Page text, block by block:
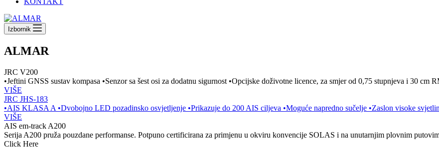
Izbornik
ALMAR
JRC V200
•Jeftini GNSS sustav kompasa •Senzor sa šest osi za dodatnu sigurnost •Opcijske doživotne licence, za smjer od 0,75 stupnjeva i 30
VIŠE
JRC JHS-183
•AIS KLASA A •Dvobojno LED pozadinsko osvjetljenje •Prikazuje do 200 AIS ciljeva •Moguće napredno sučelje •Zaslon visoke
VIŠE
AIS em-track A200
Serija A200 pruža pouzdane performanse. Potpuno certificirana za primjenu u okviru konvencije SOLAS i na unutarnjim plovnim
Click Here